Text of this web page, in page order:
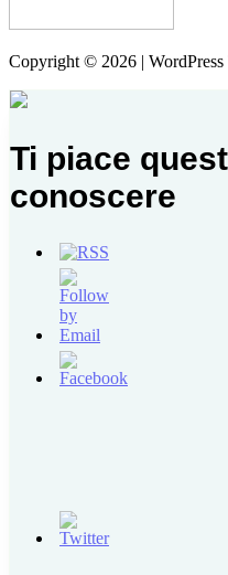
Copyright © 2026 | WordPress
Ti piace
conoscere